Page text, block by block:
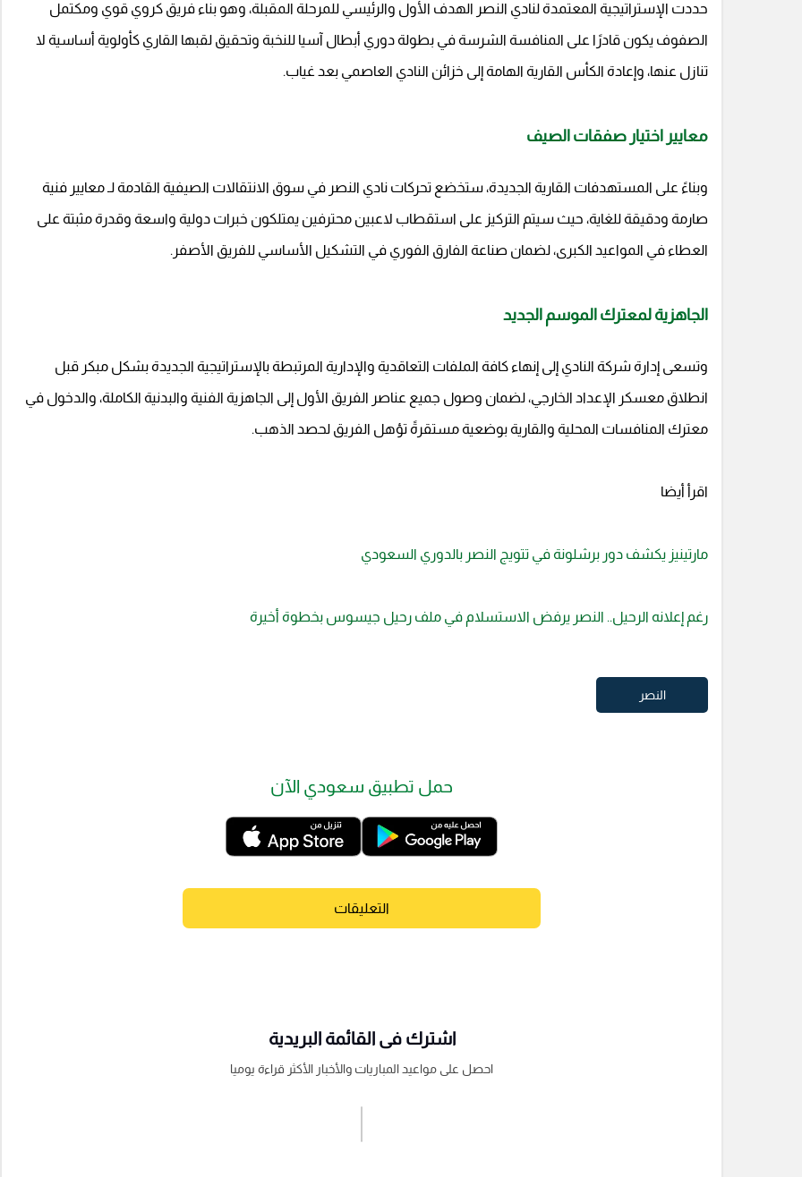
حددت الإستراتيجية المعتمدة لنادي النصر الهدف الأول والرئيسي للمرحلة المقبلة، وهو بناء فريق كروي قوي ومكتمل
الصفوف يكون قادرًا على المنافسة الشرسة في بطولة دوري أبطال آسيا للنخبة وتحقيق لقبها القاري كأولوية أساسية لا
تنازل عنها، وإعادة الكأس القارية الهامة إلى خزائن النادي العاصمي بعد غياب.
معايير اختيار صفقات الصيف
وبناءً على المستهدفات القارية الجديدة، ستخضع تحركات نادي النصر في سوق الانتقالات الصيفية القادمة لـ معايير فنية
صارمة ودقيقة للغاية، حيث سيتم التركيز على استقطاب لاعبين محترفين يمتلكون خبرات دولية واسعة وقدرة مثبتة على
العطاء في المواعيد الكبرى، لضمان صناعة الفارق الفوري في التشكيل الأساسي للفريق الأصفر.
الجاهزية لمعترك الموسم الجديد
وتسعى إدارة شركة النادي إلى إنهاء كافة الملفات التعاقدية والإدارية المرتبطة بالإستراتيجية الجديدة بشكل مبكر قبل
انطلاق معسكر الإعداد الخارجي، لضمان وصول جميع عناصر الفريق الأول إلى الجاهزية الفنية والبدنية الكاملة، والدخول في
معترك المنافسات المحلية والقارية بوضعية مستقرةً تؤهل الفريق لحصد الذهب.
اقرأ أيضا
مارتينيز يكشف دور برشلونة في تتويج النصر بالدوري السعودي
رغم إعلانه الرحيل.. النصر يرفض الاستسلام في ملف رحيل جيسوس بخطوة أخيرة
النصر
حمل تطبيق سعودي الآن
التعليقات
اشترك فى القائمة البريدية
احصل على مواعيد المباريات والأخبار الأكثر قراءة يوميا